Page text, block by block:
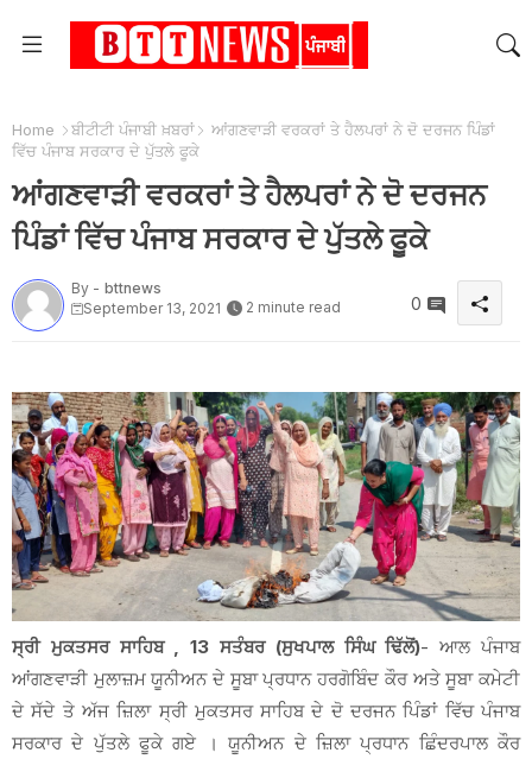
Home ਬੀਟੀਟੀ ਪੰਜਾਬੀ ਖ਼ਬਰਾਂ
ਆਂਗਣਵਾੜੀ ਵਰਕਰਾਂ ਤੇ ਹੈਲਪਰਾਂ ਨੇ ਦੋ ਦਰਜਨ ਪਿੰਡਾਂ
ਵਿੱਚ ਪੰਜਾਬ ਸਰਕਾਰ ਦੇ ਪੁੱਤਲੇ ਫੂਕੇ
ਆਂਗਣਵਾੜੀ ਵਰਕਰਾਂ ਤੇ ਹੈਲਪਰਾਂ ਨੇ ਦੋ ਦਰਜਨ
ਪਿੰਡਾਂ ਵਿੱਚ ਪੰਜਾਬ ਸਰਕਾਰ ਦੇ ਪੁੱਤਲੇ ਫੂਕੇ
By - bttnews
September 13, 2021
2 minute read 0
ਸ੍ਰੀ ਮੁਕਤਸਰ ਸਾਹਿਬ , 13 ਸਤੰਬਰ (ਸੁਖਪਾਲ ਸਿੰਘ ਢਿੱਲੋਂ)- ਆਲ ਪੰਜਾਬ
ਆਂਗਣਵਾੜੀ ਮੁਲਾਜ਼ਮ ਯੂਨੀਅਨ ਦੇ ਸੂਬਾ ਪ੍ਰਧਾਨ ਹਰਗੋਬਿੰਦ ਕੌਰ ਅਤੇ ਸੂਬਾ ਕਮੇਟੀ
ਦੇ ਸੱਦੇ ਤੇ ਅੱਜ ਜ਼ਿਲਾ ਸ੍ਰੀ ਮੁਕਤਸਰ ਸਾਹਿਬ ਦੇ ਦੋ ਦਰਜਨ ਪਿੰਡਾਂ ਵਿੱਚ ਪੰਜਾਬ
ਸਰਕਾਰ ਦੇ ਪੁੱਤਲੇ ਫੂਕੇ ਗਏ । ਯੂਨੀਅਨ ਦੇ ਜ਼ਿਲਾ ਪ੍ਰਧਾਨ ਛਿੰਦਰਪਾਲ ਕੌਰ